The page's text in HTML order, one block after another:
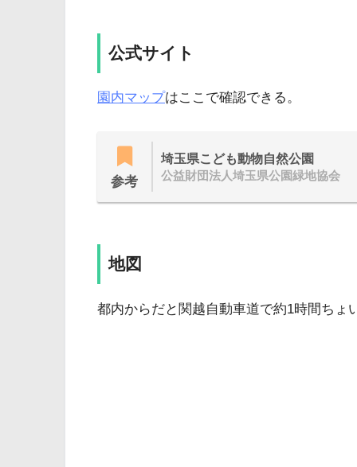
公式サイト
園内マップはここで確認できる。
参考
埼玉県こども動物自然公園
公益財団法人埼玉県公園緑地協会
地図
都内からだと関越自動車道で約1時間ちょ